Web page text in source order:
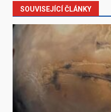
SOUVISEJÍCÍ ČLÁNKY